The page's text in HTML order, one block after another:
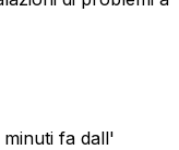
minuti fa dall'